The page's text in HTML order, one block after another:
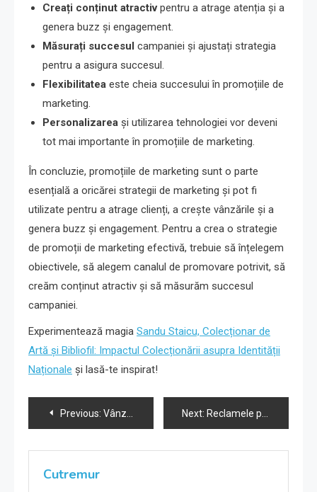
Creați conținut atractivpentru a atrage atenția și a
genera buzz și engagement.
Măsurați succesul campaniei și ajustați strategia
pentru a asigura succesul.
Flexibilitatea este cheia succesului în promoțiile de
marketing.
Personalizarea și utilizarea tehnologiei vor deveni
tot mai importante în promoțiile de marketing.
În concluzie, promoțiile de marketing sunt o parte
esențială a oricărei strategii de marketing și pot fi
utilizate pentru a atrage clienți, a crește vânzările și a
genera buzz și engagement. Pentru a crea o strategie
de promoții de marketing efectivă, trebuie să înțelegem
obiectivele, să alegem canalul de promovare potrivit, să
creăm conținut atractiv și să măsurăm succesul
campaniei.
Experimentează magia Sandu Staicu, Colecționar de
Artă și Bibliofil: Impactul Colecționării asupra Identității
Naționale și lasă-te inspirat!
Navigare
în
articole
Previous: Vânzarea cu Amănuntul: Definiție, Importanță și Strategii. Next: Reclamele pe panouri de orientare în zone de agrement de coastă.
Cutremur